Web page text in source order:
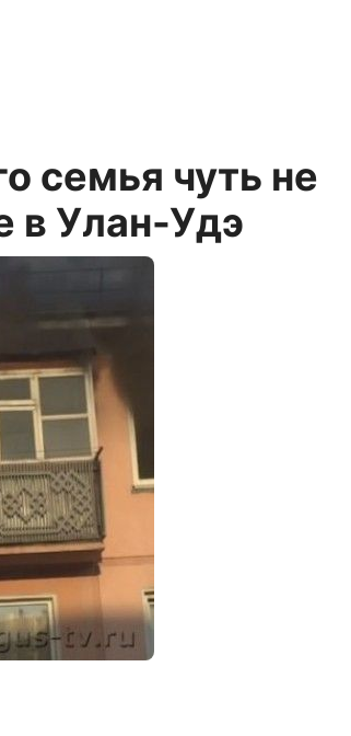
семья чуть не
в Улан-Удэ